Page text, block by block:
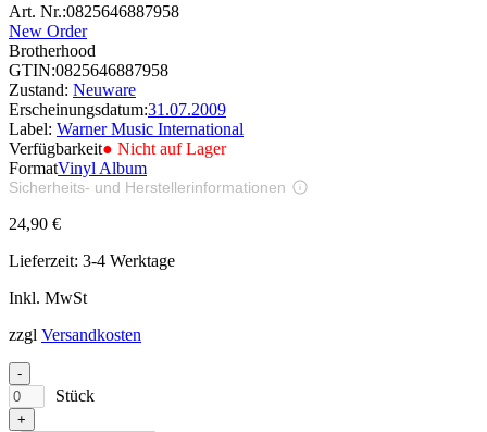
Art. Nr.:0825646887958
New Order
Brotherhood
GTIN:0825646887958
Zustand: Neuware
Erscheinungsdatum:31.07.2009
Label: Warner Music International
Verfügbarkeit● Nicht auf Lager
FormatVinyl Album
Sicherheits- und Herstellerinformationen
24,90 €
Lieferzeit: 3-4 Werktage
Inkl. MwSt
zzgl Versandkosten
-
Stück
+